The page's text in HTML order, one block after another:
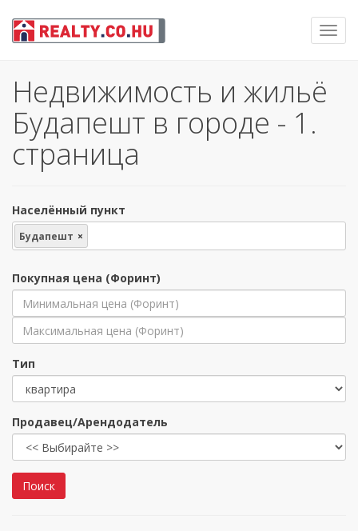
Недвижимость и жильё
Будапешт в городе - 1.
страница
Населённый пункт
Будапешт ×
Покупная цена (Форинт)
Тип
Продавец/Арендодатель
Поиск